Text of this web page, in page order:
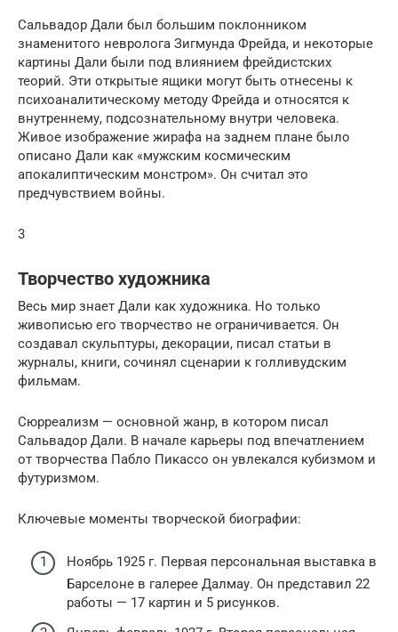
Сальвадор Дали был большим поклонником
знаменитого невролога Зигмунда Фрейда, и некоторые
картины Дали были под влиянием фрейдистских
теорий. Эти открытые ящики могут быть отнесены к
психоаналитическому методу Фрейда и относятся к
внутреннему, подсознательному внутри человека.
Живое изображение жирафа на заднем плане было
описано Дали как «мужским космическим
апокалиптическим монстром». Он считал это
предчувствием войны.
3
Творчество художника
Весь мир знает Дали как художника. Но только
живописью его творчество не ограничивается. Он
создавал скульптуры, декорации, писал статьи в
журналы, книги, сочинял сценарии к голливудским
фильмам.
Сюрреализм — основной жанр, в котором писал
Сальвадор Дали. В начале карьеры под впечатлением
от творчества Пабло Пикассо он увлекался кубизмом и
футуризмом.
Ключевые моменты творческой биографии:
Ноябрь 1925 г. Первая персональная выставка в
Барселоне в галерее Далмау. Он представил 22
работы — 17 картин и 5 рисунков.